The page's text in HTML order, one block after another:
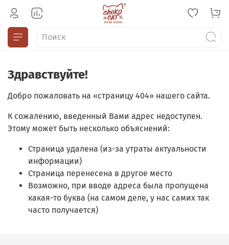
Здравствуйте!
Добро пожаловать на «страницу 404» нашего сайта.
К сожалению, введенный Вами адрес недоступен.
Этому может быть несколько объяснений:
Страница удалена (из-за утраты актуальности
информации)
Страница перенесена в другое место
Возможно, при вводе адреса была пропущена
какая-то буква (на самом деле, у нас самих так
часто получается)